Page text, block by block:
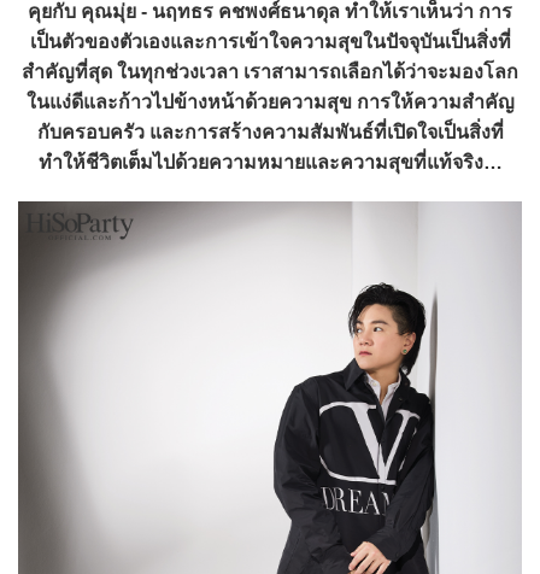
คุยกับ คุณมุ่ย - นฤทธร คชพงศ์ธนาดุล ทำให้เราเห็นว่า การ
เป็นตัวของตัวเองและการเข้าใจความสุขในปัจจุบันเป็นสิ่งที่
สำคัญที่สุด ในทุกช่วงเวลา เราสามารถเลือกได้ว่าจะมองโลก
ในแง่ดีและก้าวไปข้างหน้าด้วยความสุข การให้ความสำคัญ
กับครอบครัว และการสร้างความสัมพันธ์ที่เปิดใจเป็นสิ่งที่
ทำให้ชีวิตเต็มไปด้วยความหมายและความสุขที่แท้จริง…